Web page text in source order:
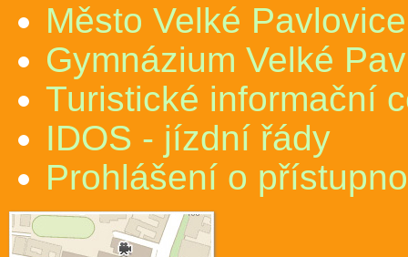
Město Velké Pavlovice
Gymnázium Velké
Turistické informační
IDOS - jízdní řády
Prohlášení o